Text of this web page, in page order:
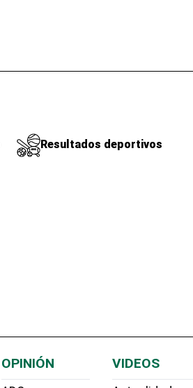
Resultados deportivos
OPINIÓN VIDEOS